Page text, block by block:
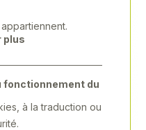
plus
fonctionnement du
à la traduction ou